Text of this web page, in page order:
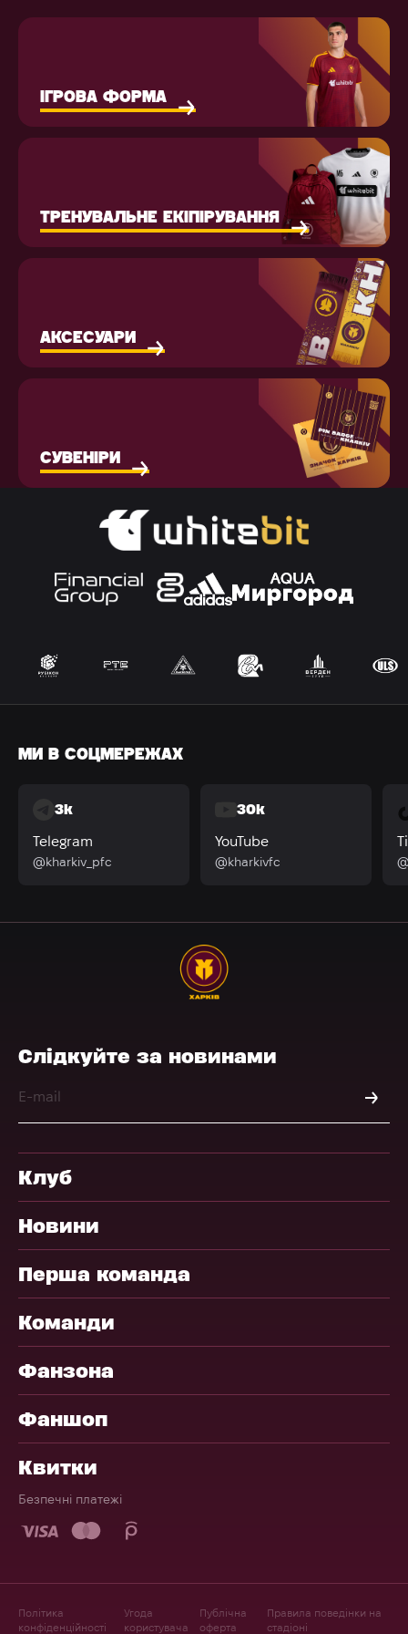
ІГРОВА ФОРМА
ТРЕНУВАЛЬНЕ ЕКІПІРУВАННЯ
АКСЕСУАРИ
СУВЕНІРИ
МИ В СОЦМЕРЕЖАХ
3k
Telegram
@kharkiv_pfc
30k
YouTube
@kharkivfc
Слідкуйте за новинами
Клуб
Новини
Перша команда
Команди
Фанзона
Фаншоп
Квитки
Безпечні платежі
Політика
конфіденційності
Угода
користувача
Публічна
оферта
Правила поведінки на
стадіоні